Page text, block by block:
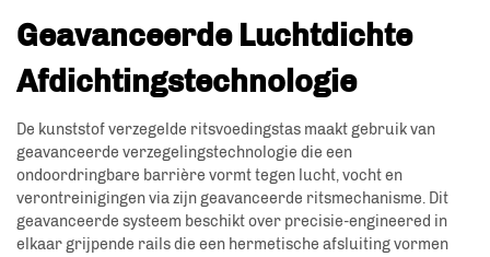
Geavanceerde Luchtdichte
Afdichtingstechnologie
De kunststof verzegelde ritsvoedingstas maakt gebruik van
geavanceerde verzegelingstechnologie die een
ondoordringbare barrière vormt tegen lucht, vocht en
verontreinigingen via zijn geavanceerde ritsmechanisme. Dit
geavanceerde systeem beschikt over precisie-engineered in
elkaar grijpende rails die een hermetische afsluiting vormen